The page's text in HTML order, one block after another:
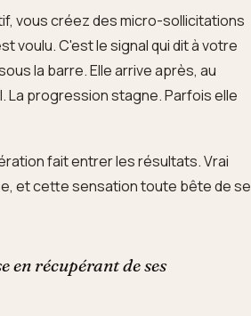
vous créez des micro-sollicitations
voulu. C'est le signal qui dit à votre
la barre. Elle arrive après, au
La progression stagne. Parfois elle
fait entrer les résultats. Vrai
et cette sensation toute bête de se
en récupérant de ses